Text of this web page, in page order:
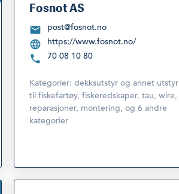
Fosnot AS
post@fosnot.no
https://www.fosnot.no/
70 08 10 80
Kategorier: dekksutstyr og annet utstyr
til fiskefartøy, fiskeredskaper, tau, wire,
reparasjoner, montering, og 6 andre
kategorier